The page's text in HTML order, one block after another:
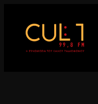
περιεχόμενο